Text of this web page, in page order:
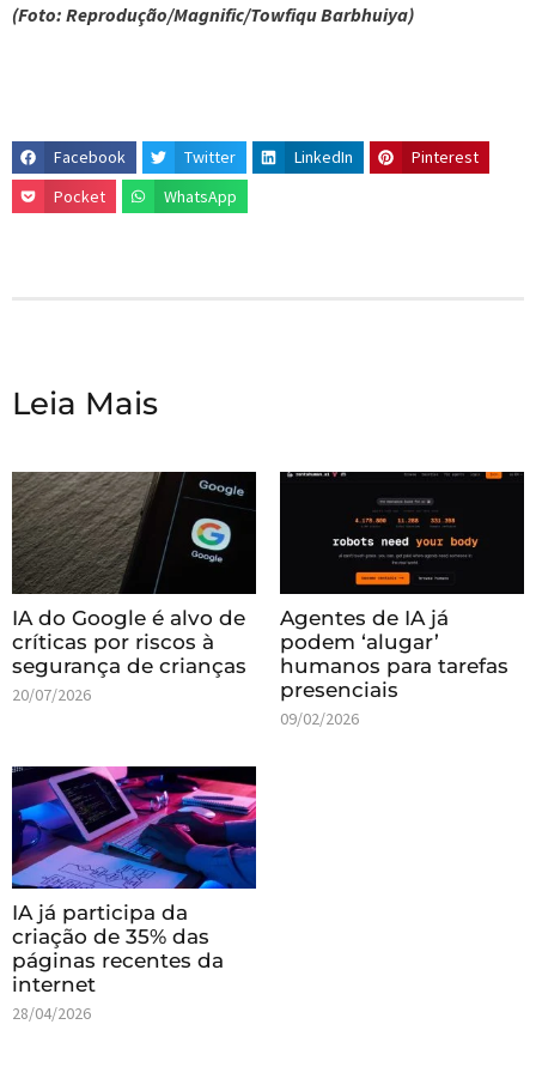
(Foto: Reprodução/Magnific/Towfiqu Barbhuiya)
Facebook Twitter LinkedIn
Pinterest
Pocket
WhatsApp
Leia Mais
IA do Google é alvo de
críticas por riscos à
segurança de crianças
20/07/2026
Agentes de IA já
podem ‘alugar’
humanos para tarefas
presenciais
09/02/2026
IA já participa da
criação de 35% das
páginas recentes da
internet
28/04/2026